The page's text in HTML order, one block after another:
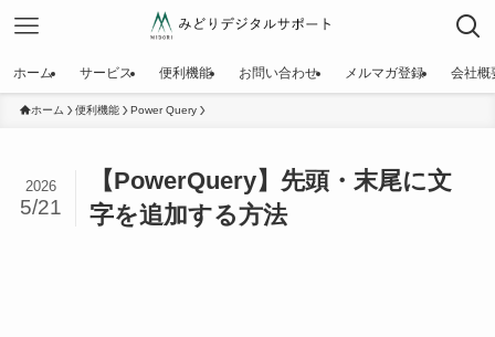
ホーム サービス 便利機能 お問い合わせ メルマガ登録 会社概
ホーム 便利機能 Power Query
【PowerQuery】先頭・末尾に文
字を追加する方法
2026
5/21